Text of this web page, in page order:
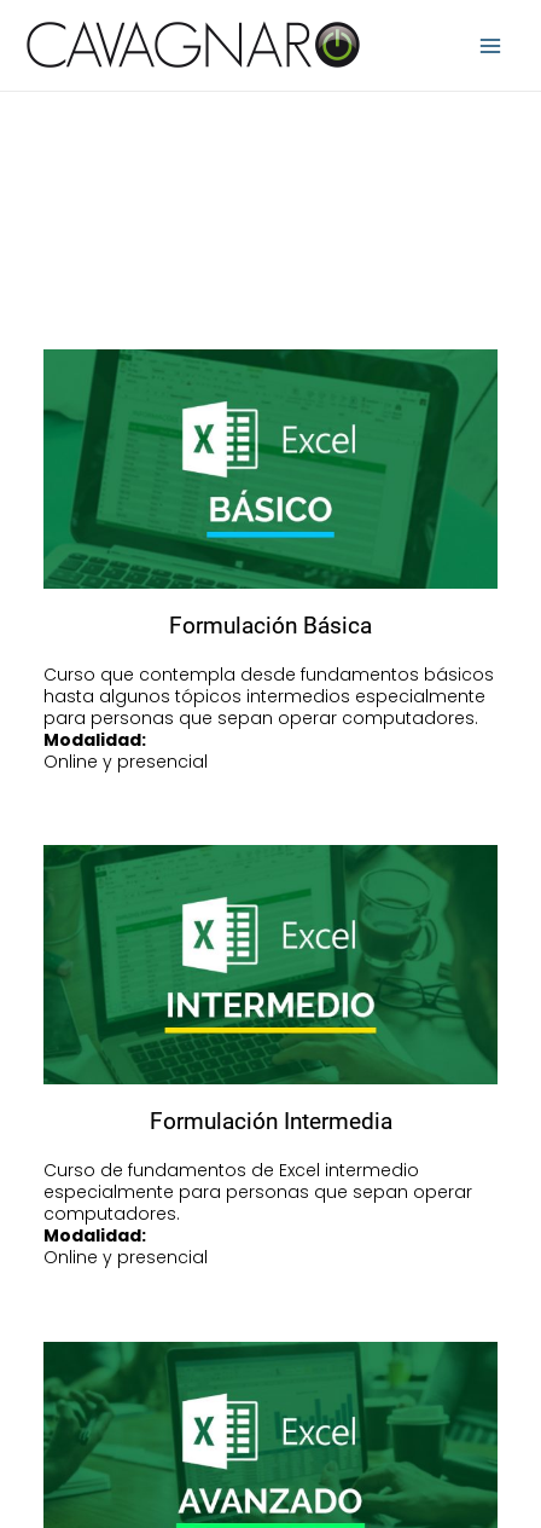
Formulación Básica
Curso que contempla desde fundamentos básicos
hasta algunos tópicos intermedios especialmente
para personas que sepan operar computadores.
Modalidad:
Online y presencial
Formulación Intermedia
Curso de fundamentos de Excel intermedio
especialmente para personas que sepan operar
computadores.
Modalidad:
Online y presencial